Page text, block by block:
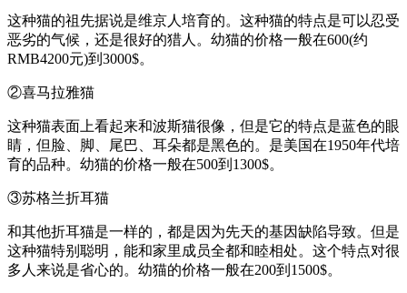
这种猫的祖先据说是维京人培育的。这种猫的特点是可以忍受
恶劣的气候，还是很好的猎人。幼猫的价格一般在600(约
RMB4200元)到3000$。
②喜马拉雅猫
这种猫表面上看起来和波斯猫很像，但是它的特点是蓝色的眼
睛，但脸、脚、尾巴、耳朵都是黑色的。是美国在1950年代培
育的品种。幼猫的价格一般在500到1300$。
③苏格兰折耳猫
和其他折耳猫是一样的，都是因为先天的基因缺陷导致。但是
这种猫特别聪明，能和家里成员全都和睦相处。这个特点对很
多人来说是省心的。幼猫的价格一般在200到1500$。